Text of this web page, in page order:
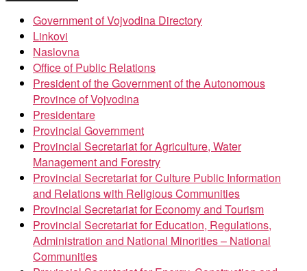
Government of Vojvodina Directory
Linkovi
Naslovna
Office of Public Relations
President of the Government of the Autonomous
Province of Vojvodina
Presidentare
Provincial Government
Provincial Secretariat for Agriculture, Water
Management and Forestry
Provincial Secretariat for Culture Public Information
and Relations with Religious Communities
Provincial Secretariat for Economy and Tourism
Provincial Secretariat for Education, Regulations,
Administration and National Minorities – National
Communities